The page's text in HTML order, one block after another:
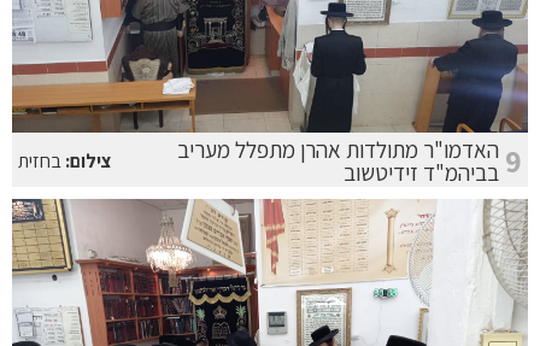
9 האדמו"ר מתולדות אהרן מתפלל מעריב
בביהמ"ד זידיטשוב צילום:בחזית